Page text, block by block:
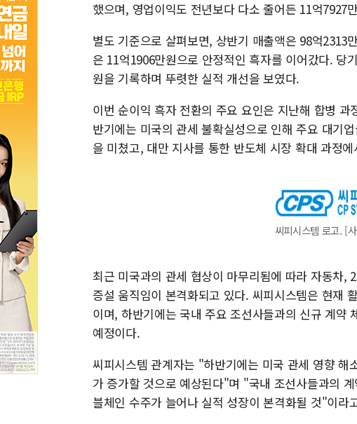
했으며, 영업이익도 전년보다 다소 줄어든 11억7927
별도 기준으로 살펴보면, 상반기 매출액은 98억2313
은 11억1906만원으로 안정적인 흑자를 이어갔다. 당
원을 기록하며 뚜렷한 실적 개선을 보였다.
이번 순이익 흑자 전환의 주요 요인은 지난해 합병
반기에는 미국의 관세 불확실성으로 인해 주요 대기
을 미쳤고, 대만 지사를 통한 반도체 시장 확대 과정
씨피시스템 로고. [
최근 미국과의 관세 협상이 마무리됨에 따라 자동차,
증설 움직임이 본격화되고 있다. 씨피시스템은 현재
이며, 하반기에는 국내 주요 조선사들과의 신규 계약
예정이다.
씨피시스템 관계자는 "하반기에는 미국 관세 영향
가 증가할 것으로 예상된다"며 "국내 조선사들과의
블체인 수주가 늘어나 실적 성장이 본격화될 것"이라